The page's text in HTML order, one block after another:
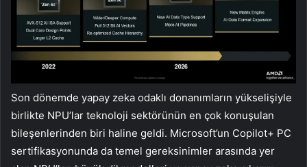
Son dönemde yapay zeka odaklı donanımların yükselişiyle
birlikte NPU’lar teknoloji sektörünün en çok konuşulan
bileşenlerinden biri haline geldi. Microsoft’un Copilot+ PC
sertifikasyonunda da temel gereksinimler arasında yer